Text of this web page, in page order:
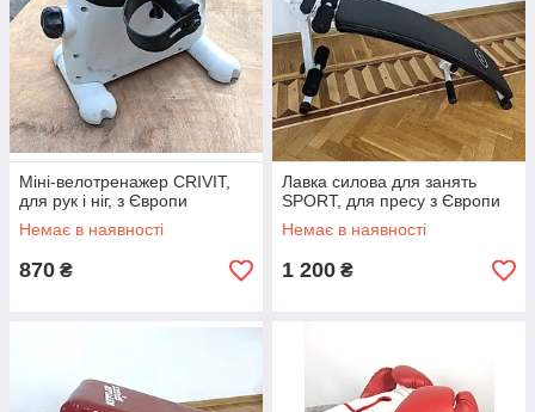
Міні-велотренажер CRIVIT,
для рук і ніг, з Європи
Немає в наявності
870 ₴
Лавка силова для занять
SPORT, для пресу з Європи
Немає в наявності
1 200 ₴